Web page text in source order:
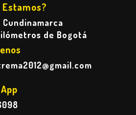
Estamos?
Cundinamarca
de Bogotá